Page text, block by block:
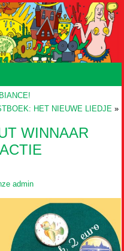
HET NIEUWE LIEDJE»
WINNAAR
admin